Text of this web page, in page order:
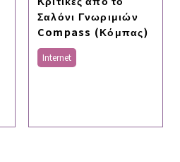
Σαλόνι Γνωριμιών
Compass (Κόμπας)
Internet